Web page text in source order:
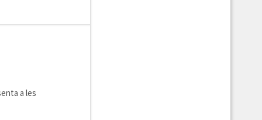
a les